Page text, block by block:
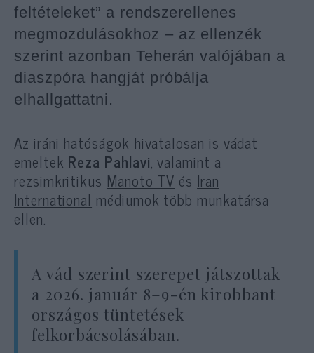
feltételeket” a rendszerellenes
megmozdulásokhoz – az ellenzék
szerint azonban Teherán valójában a
diaszpóra hangját próbálja
elhallgattatni.
Az iráni hatóságok hivatalosan is vádat
emeltek Reza Pahlavi, valamint a
rezsimkritikus Manoto TV és Iran
International médiumok több munkatársa
ellen.
A vád szerint szerepet játszottak
a 2026. január 8–9-én kirobbant
országos tüntetések
felkorbácsolásában.